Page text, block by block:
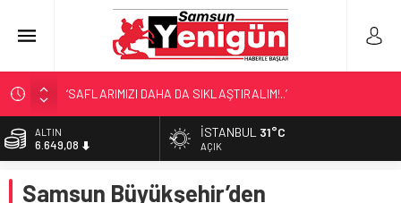
‘SAFLARIMIZI DAHA DA SIKLAŞTIRALIM!..’
SAMSUN’DA ‘DOSTLUK’ GÖSTERİSİ!
BİR SAMSUN KLASİĞİ!
ALTIN
6.649,08
13.879,11
İSTANBUL 31°C
AÇIK
Samsun Büyükşehir’den